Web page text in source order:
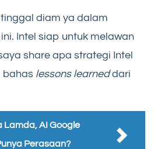
diam ya dalam
Intel siap untuk melawan
share apa strategi Intel
bahas lessons learneddari
Lamda, AI Google
Perasaan?